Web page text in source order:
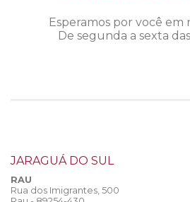
Esperamos por você em
De segunda a sexta
JARAGUÁ DO SUL
RAU
Rua dos Imigrantes, 500